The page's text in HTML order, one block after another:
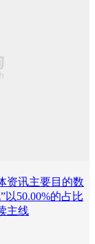
资讯主要目的数
50.00%的占比
主线